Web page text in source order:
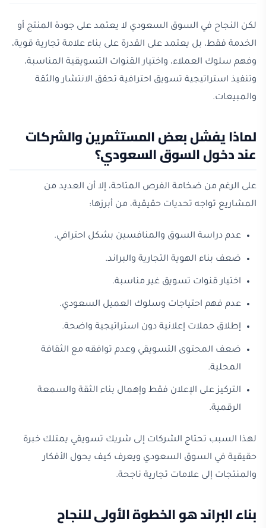
لكن النجاح في السوق السعودي لا يعتمد على جودة المنتج أو
الخدمة فقط، بل يعتمد على القدرة على بناء علامة تجارية قوية،
وفهم سلوك العملاء، واختيار القنوات التسويقية المناسبة،
وتنفيذ استراتيجية تسويق احترافية تحقق الانتشار والثقة
والمبيعات.
لماذا يفشل بعض المستثمرين والشركات
عند دخول السوق السعودي؟
على الرغم من ضخامة الفرص المتاحة، إلا أن العديد من
المشاريع تواجه تحديات حقيقية، من أبرزها:
عدم دراسة السوق والمنافسين بشكل احترافي.
ضعف بناء الهوية التجارية والبراند.
اختيار قنوات تسويق غير مناسبة.
عدم فهم احتياجات وسلوك العميل السعودي.
إطلاق حملات إعلانية دون استراتيجية واضحة.
ضعف المحتوى التسويقي وعدم توافقه مع الثقافة
المحلية.
التركيز على الإعلان فقط وإهمال بناء الثقة والسمعة
الرقمية.
لهذا السبب تحتاج الشركات إلى شريك تسويقي يمتلك خبرة
حقيقية في السوق السعودي ويعرف كيف يحول الأفكار
والمنتجات إلى علامات تجارية ناجحة.
بناء البراند هو الخطوة الأولى للنجاح